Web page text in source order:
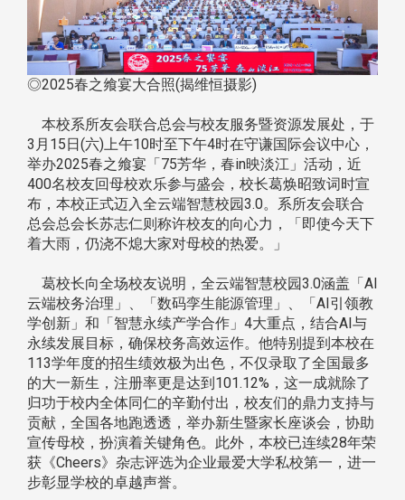
◎2025春之飨宴大合照(揭维恒摄影)
本校系所友会联合总会与校友服务暨资源发展处，于
3月15日(六)上午10时至下午4时在守谦国际会议中心，
举办2025春之飨宴「75芳华，春in映淡江」活动，近
400名校友回母校欢乐参与盛会，校长葛焕昭致词时宣
布，本校正式迈入全云端智慧校园3.0。系所友会联合
总会总会长苏志仁则称许校友的向心力，「即使今天下
着大雨，仍浇不熄大家对母校的热爱。」
葛校长向全场校友说明，全云端智慧校园3.0涵盖「AI
云端校务治理」、「数码孪生能源管理」、「AI引领教
学创新」和「智慧永续产学合作」4大重点，结合AI与
永续发展目标，确保校务高效运作。他特别提到本校在
113学年度的招生绩效极为出色，不仅录取了全国最多
的大一新生，注册率更是达到101.12%，这一成就除了
归功于校内全体同仁的辛勤付出，校友们的鼎力支持与
贡献，全国各地跑透透，举办新生暨家长座谈会，协助
宣传母校，扮演着关键角色。此外，本校已连续28年荣
获《Cheers》杂志评选为企业最爱大学私校第一，进一
步彰显学校的卓越声誉。